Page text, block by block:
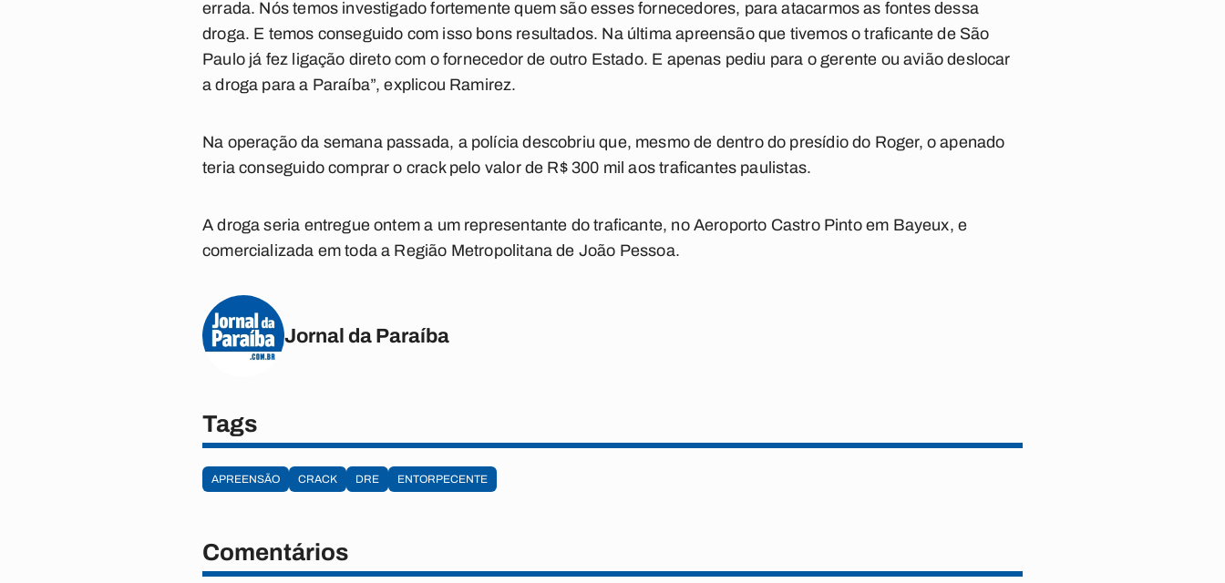
errada. Nós temos investigado fortemente quem são esses fornecedores, para atacarmos as fontes dessa
droga. E temos conseguido com isso bons resultados. Na última apreensão que tivemos o traficante de São
Paulo já fez ligação direto com o fornecedor de outro Estado. E apenas pediu para o gerente ou avião deslocar
a droga para a Paraíba”, explicou Ramirez.
Na operação da semana passada, a polícia descobriu que, mesmo de dentro do presídio do Roger, o apenado
teria conseguido comprar o crack pelo valor de R$ 300 mil aos traficantes paulistas.
A droga seria entregue ontem a um representante do traficante, no Aeroporto Castro Pinto em Bayeux, e
comercializada em toda a Região Metropolitana de João Pessoa.
Jornal da Paraíba
Tags
APREENSÃO CRACK DRE ENTORPECENTE
Comentários